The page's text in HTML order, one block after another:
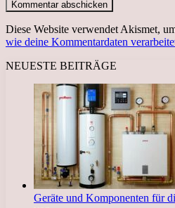
Diese Website verwendet Akismet,
wie deine Kommentardaten
NEUESTE BEITRÄGE
Geräte und Komponenten für